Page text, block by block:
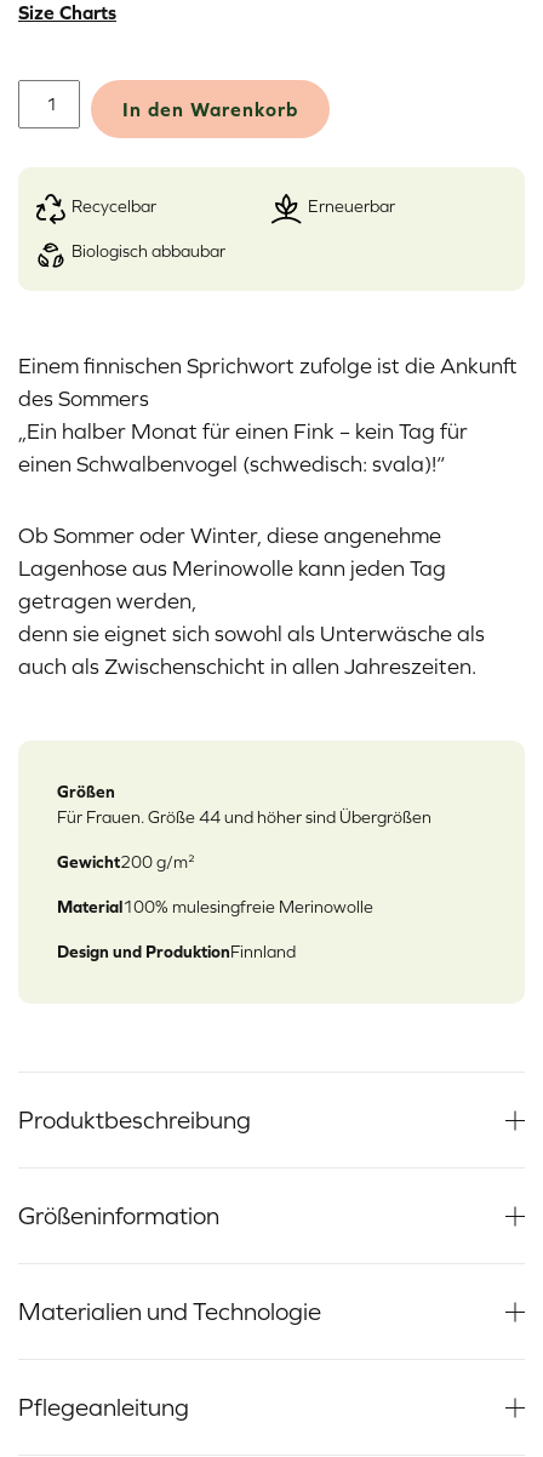
Size Charts
Design
Hose,
Pääsky
Menge
In den Warenkorb
recycelbar erneuerbar
biologisch abbaubar
Einem finnischen Sprichwort zufolge ist die Ankunft
des Sommers
„Ein halber Monat für einen Fink – kein Tag für
einen Schwalbenvogel (schwedisch: svala)!“
Ob Sommer oder Winter, diese angenehme
Lagenhose aus Merinowolle kann jeden Tag
getragen werden,
denn sie eignet sich sowohl als Unterwäsche als
auch als Zwischenschicht in allen Jahreszeiten.
Größen
Für Frauen. Größe 44 und höher sind Übergrößen
Gewicht200 g/m²
Material100% mulesingfreie Merinowolle
Design und ProduktionFinnland
Produktbeschreibung
Größeninformation
Materialien und Technologie
Pflegeanleitung